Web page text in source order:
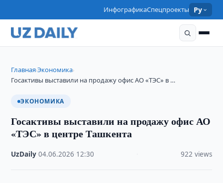
ИнфографикаСпецпроекты Ру
Главная›Экономика›
Госактивы выставили на продажу офис АО «ТЭС» в …
ЭКОНОМИКА
Госактивы выставили на продажу офис АО
«ТЭС» в центре Ташкента
UzDaily ·04.06.2026 12:30 922 views